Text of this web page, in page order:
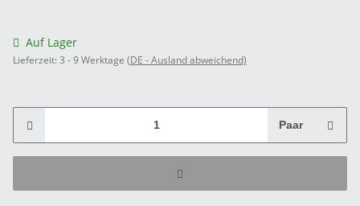
Auf Lager
Lieferzeit: 3 - 9 Werktage (DE - Ausland abweichend)
Paar